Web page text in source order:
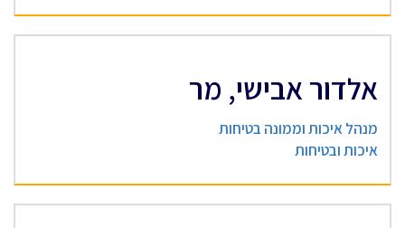
אלדור אבישי, מר
מנהל איכות וממונה בטיחות
איכות ובטיחות